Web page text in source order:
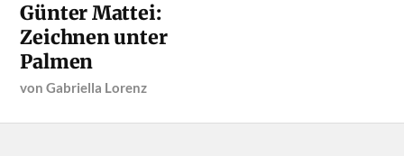
Günter Mattei:
Zeichnen unter
Palmen
vonGabriella Lorenz